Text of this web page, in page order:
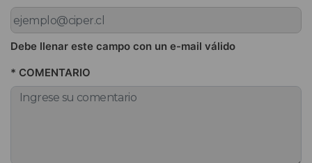
Debe llenar este campo con un e-mail válido
* COMENTARIO